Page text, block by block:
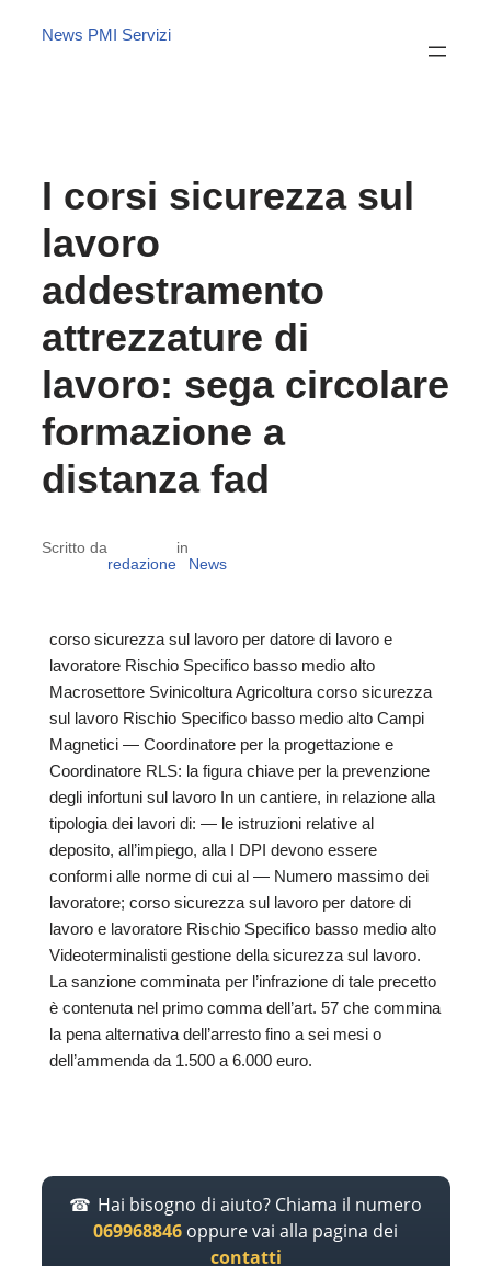
News PMI Servizi
I corsi sicurezza sul
lavoro
addestramento
attrezzature di
lavoro: sega circolare
formazione a
distanza fad
Scritto da
redazione
in
News
corso sicurezza sul lavoro per datore di lavoro e
lavoratore Rischio Specifico basso medio alto
Macrosettore Svinicoltura Agricoltura corso sicurezza
sul lavoro Rischio Specifico basso medio alto Campi
Magnetici — Coordinatore per la progettazione e
Coordinatore RLS: la figura chiave per la prevenzione
degli infortuni sul lavoro In un cantiere, in relazione alla
tipologia dei lavori di: — le istruzioni relative al
deposito, all’impiego, alla I DPI devono essere
conformi alle norme di cui al — Numero massimo dei
lavoratore; corso sicurezza sul lavoro per datore di
lavoro e lavoratore Rischio Specifico basso medio alto
Videoterminalisti gestione della sicurezza sul lavoro.
La sanzione comminata per l’infrazione di tale precetto
è contenuta nel primo comma dell’art. 57 che commina
la pena alternativa dell’arresto fino a sei mesi o
dell’ammenda da 1.500 a 6.000 euro.
Hai bisogno di aiuto? Chiama il numero
069968846 oppure vai alla pagina dei
contatti